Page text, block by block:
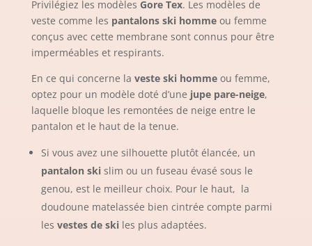
Privilégiez les modèles Gore Tex. Les modèles de
veste comme les pantalons ski hommeou femme
conçus avec cette membrane sont connus pour être
imperméables et respirants.
En ce qui concerne la veste ski hommeou femme,
optez pour un modèle doté d’une jupe pare-neige,
laquelle bloque les remontées de neige entre le
pantalon et le haut de la tenue.
Si vous avez une silhouette plutôt élancée, un
pantalon skislim ou un fuseau évasé sous le
genou, est le meilleur choix. Pour le haut, la
doudoune matelassée bien cintrée compte parmi
les vestes de skiles plus adaptées.